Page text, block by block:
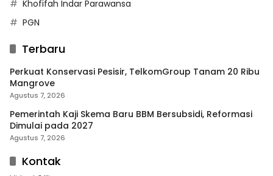
Khofifah Indar Parawansa
PGN
Terbaru
Perkuat Konservasi Pesisir, TelkomGroup Tanam 20 Ribu
Mangrove
Agustus 7, 2026
Pemerintah Kaji Skema Baru BBM Bersubsidi, Reformasi
Dimulai pada 2027
Agustus 7, 2026
Kontak